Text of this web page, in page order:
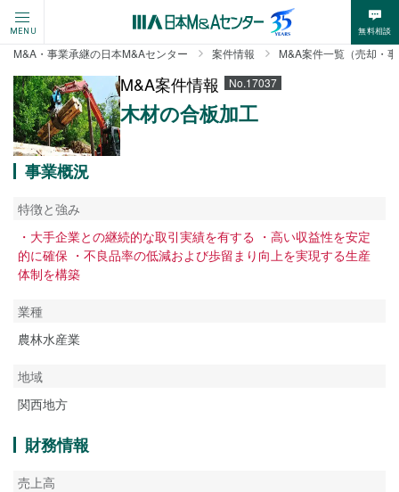
MENU 無料相談
M&A・事業承継の日本M&Aセンター 案件情報 M&A案件一覧（売却・
M&A案件情報 No.17037
木材の合板加工
事業概況
特徴と強み
・大手企業との継続的な取引実績を有する ・高い収益性を安定
的に確保 ・不良品率の低減および歩留まり向上を実現する生産
体制を構築
業種
農林水産業
地域
関西地方
財務情報
売上高